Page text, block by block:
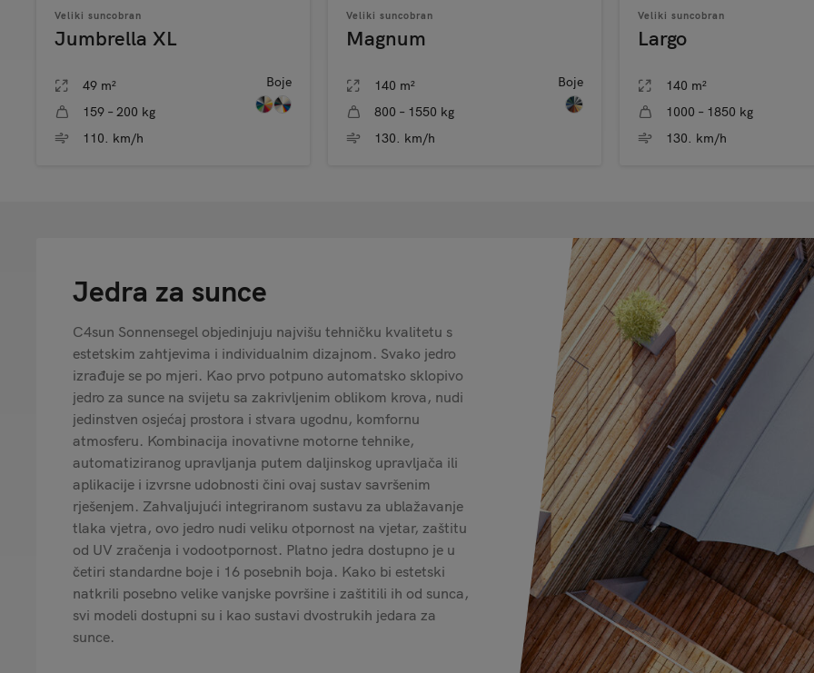
Veliki suncobran
Jumbrella XL
49 m²
159 – 200 kg
110. km/h
Boje
Veliki suncobran
Magnum
140 m²
800 – 1550 kg
130. km/h
Boje
Veliki suncobran
Largo
140 m²
1000 – 1850 kg
130. km/h
Jedra za sunce
C4sun Sonnensegel objedinjuju najvišu tehničku kvalitetu s
estetskim zahtjevima i individualnim dizajnom. Svako jedro
izrađuje se po mjeri. Kao prvo potpuno automatsko sklopivo
jedro za sunce na svijetu sa zakrivljenim oblikom krova, nudi
jedinstven osjećaj prostora i stvara ugodnu, komfornu
atmosferu. Kombinacija inovativne motorne tehnike,
automatiziranog upravljanja putem daljinskog upravljača ili
aplikacije i izvrsne udobnosti čini ovaj sustav savršenim
rješenjem. Zahvaljujući integriranom sustavu za ublažavanje
tlaka vjetra, ovo jedro nudi veliku otpornost na vjetar, zaštitu
od UV zračenja i vodootpornost. Platno jedra dostupno je u
četiri standardne boje i 16 posebnih boja. Kako bi estetski
natkrili posebno velike vanjske površine i zaštitili ih od sunca,
svi modeli dostupni su i kao sustavi dvostrukih jedara za
sunce.